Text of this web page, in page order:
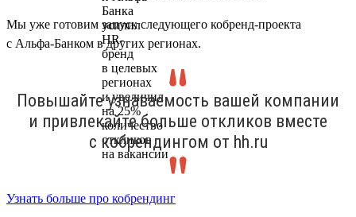
Мы уже готовим запуск следующего кобренд-проекта
с Альфа-Банком в других регионах.
Повышайте узнаваемость вашей компании
и привлекайте больше откликов вместе
с кобрендингом от hh.ru
Узнать больше про кобрендинг